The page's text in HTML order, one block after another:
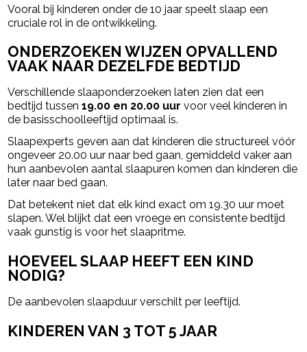
Vooral bij kinderen onder de 10 jaar speelt slaap een
cruciale rol in de ontwikkeling.
ONDERZOEKEN WIJZEN OPVALLEND
VAAK NAAR DEZELFDE BEDTIJD
Verschillende slaaponderzoeken laten zien dat een
bedtijd tussen19.00 en 20.00 uur voor veel kinderen in
de basisschoolleeftijd optimaal is.
Slaapexperts geven aan dat kinderen die structureel vóór
ongeveer 20.00 uur naar bed gaan, gemiddeld vaker aan
hun aanbevolen aantal slaapuren komen dan kinderen die
later naar bed gaan.
Dat betekent niet dat elk kind exact om 19.30 uur moet
slapen. Wel blijkt dat een vroege en consistente bedtijd
vaak gunstig is voor het slaapritme.
HOEVEEL SLAAP HEEFT EEN KIND
NODIG?
De aanbevolen slaapduur verschilt per leeftijd.
KINDEREN VAN 3 TOT 5 JAAR